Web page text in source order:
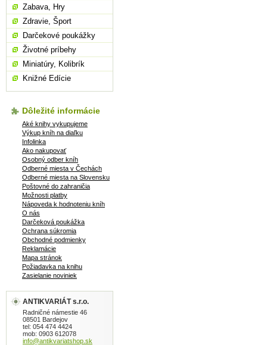
Zabava, Hry
Zdravie, Šport
Darčekové poukážky
Životné príbehy
Miniatúry, Kolibrík
Knižné Edície
Dôležité informácie
Aké knihy vykupujeme
Výkup kníh na diaľku
Infolinka
Ako nakupovať
Osobný odber kníh
Odberné miesta v Čechách
Odberné miesta na Slovensku
Poštovné do zahraničia
Možnosti platby
Nápoveda k hodnoteniu kníh
O nás
Darčeková poukážka
Ochrana súkromia
Obchodné podmienky
Reklamácie
Mapa stránok
Požiadavka na knihu
Zasielanie noviniek
ANTIKVARIÁT s.r.o.
Radničné námestie 46
08501 Bardejov
tel: 054 474 4424
mob: 0903 612078
info@antikvariatshop.sk